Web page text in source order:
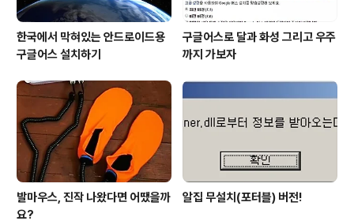
한국에서 막혀있는 안드로이드용
구글어스 설치하기
구글어스로 달과 화성 그리고 우주
까지 가보자
발마우스, 진작 나왔다면 어땠을까
요?
알집 무설치(포터블) 버전!